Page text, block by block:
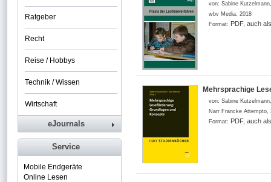
von: Sabine
wbv Media, 2018
Format: PDF, auch
Mehrsprachige
von: Sabine
Narr Francke Attempto,
Format: PDF, auch
Ratgeber
Recht
Reise / Hobbys
Technik / Wissen
Wirtschaft
eJournals
Service
Mobile Endgeräte
Online Lesen